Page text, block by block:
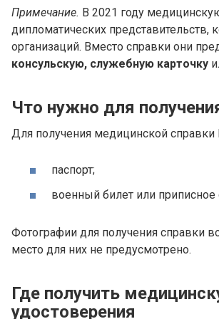
Примечание. В 2021 году
дипломатических
организаций. Вместо справки они
консульскую, служебную карточку
Что нужно для
Для получения медицинской справки
паспорт;
военный билет или
Фотографии для получения справки
место для них не предусмотрено.
Где получить
удостоверения